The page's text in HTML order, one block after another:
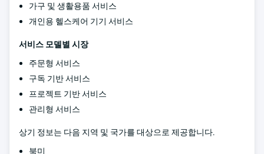
가구 및 생활용품 서비스
개인용 헬스케어 기기 서비스
서비스 모델별 시장
주문형 서비스
구독 기반 서비스
프로젝트 기반 서비스
관리형 서비스
상기 정보는 다음 지역 및 국가를 대상으로 제공합니다.
북미